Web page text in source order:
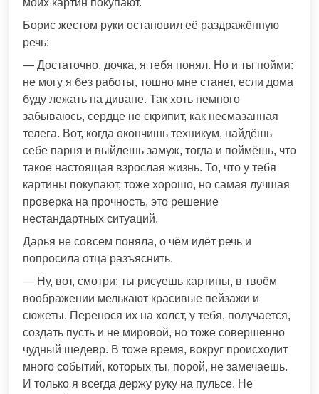
моих картин покупают.
Борис жестом руки остановил её раздражённую
речь:
— Достаточно, дочка, я тебя понял. Но и ты пойми:
не могу я без работы, тошно мне станет, если дома
буду лежать на диване. Так хоть немного
забываюсь, сердце не скрипит, как несмазанная
телега. Вот, когда окончишь техникум, найдёшь
себе парня и выйдешь замуж, тогда и поймёшь, что
такое настоящая взрослая жизнь. То, что у тебя
картины покупают, тоже хорошо, но самая лучшая
проверка на прочность, это решение
нестандартных ситуаций.
Дарья не совсем поняла, о чём идёт речь и
попросила отца разъяснить.
— Ну, вот, смотри: ты рисуешь картины, в твоём
воображении мелькают красивые пейзажи и
сюжеты. Перенося их на холст, у тебя, получается,
создать пусть и не мировой, но тоже совершенно
чудный шедевр. В тоже время, вокруг происходит
много событий, которых ты, порой, не замечаешь.
И только я всегда держу руку на пульсе. Не